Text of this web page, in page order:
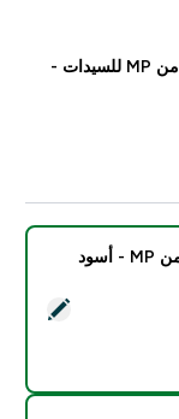
طماق Shape بدون درزات خياطة من MP للسيدات -
بنطال ليجنز نسائي Power من MP - أسود